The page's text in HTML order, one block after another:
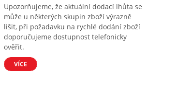
Upozorňujeme, že aktuální dodací lhůta se
může u některých skupin zboží výrazně
lišit, při požadavku na rychlé dodání zboží
doporučujeme dostupnost telefonicky
ověřit.
VÍCE